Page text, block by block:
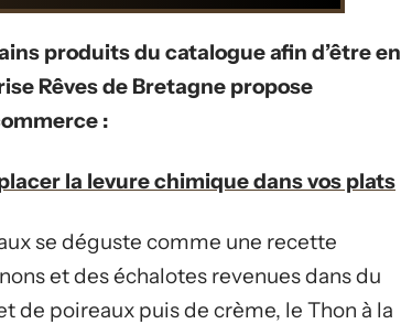
produits du catalogue afin d’être en
Rêves de Bretagne propose
:
la levure chimique dans vos plats
se déguste comme une recette
et des échalotes revenues dans du
de poireaux puis de crème, le Thon à la